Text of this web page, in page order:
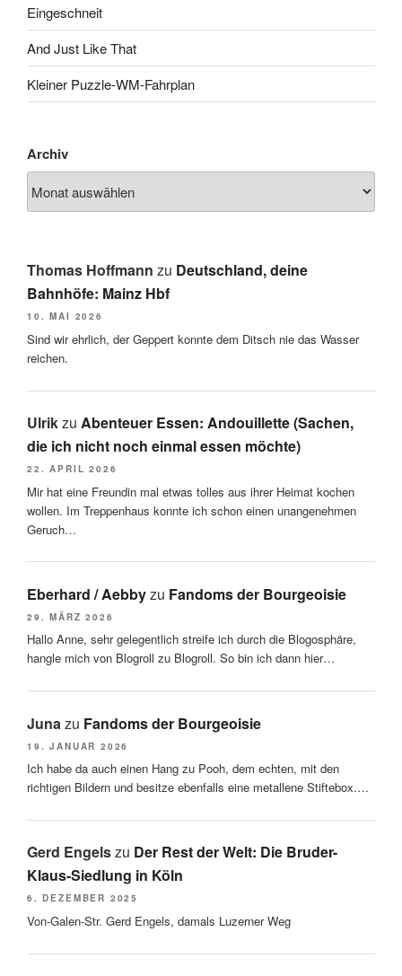
Eingeschneit
And Just Like That
Kleiner Puzzle-WM-Fahrplan
Archiv
Thomas Hoffmann zu Deutschland, deine
Bahnhöfe: Mainz Hbf
10. MAI 2026
Sind wir ehrlich, der Geppert konnte dem Ditsch nie das Wasser
reichen.
Ulrikzu Abenteuer Essen: Andouillette (Sachen,
die ich nicht noch einmal essen möchte)
22. APRIL 2026
Mir hat eine Freundin mal etwas tolles aus ihrer Heimat kochen
wollen. Im Treppenhaus konnte ich schon einen unangenehmen
Geruch…
Eberhard / Aebbyzu Fandoms der Bourgeoisie
29. MÄRZ 2026
Hallo Anne, sehr gelegentlich streife ich durch die Blogosphäre,
hangle mich von Blogroll zu Blogroll. So bin ich dann hier…
Junazu Fandoms der Bourgeoisie
19. JANUAR 2026
Ich habe da auch einen Hang zu Pooh, dem echten, mit den
richtigen Bildern und besitze ebenfalls eine metallene Stiftebox.…
Gerd Engelszu Der Rest der Welt: Die Bruder-
Klaus-Siedlung in Köln
6. DEZEMBER 2025
Von-Galen-Str. Gerd Engels, damals Luzerner Weg